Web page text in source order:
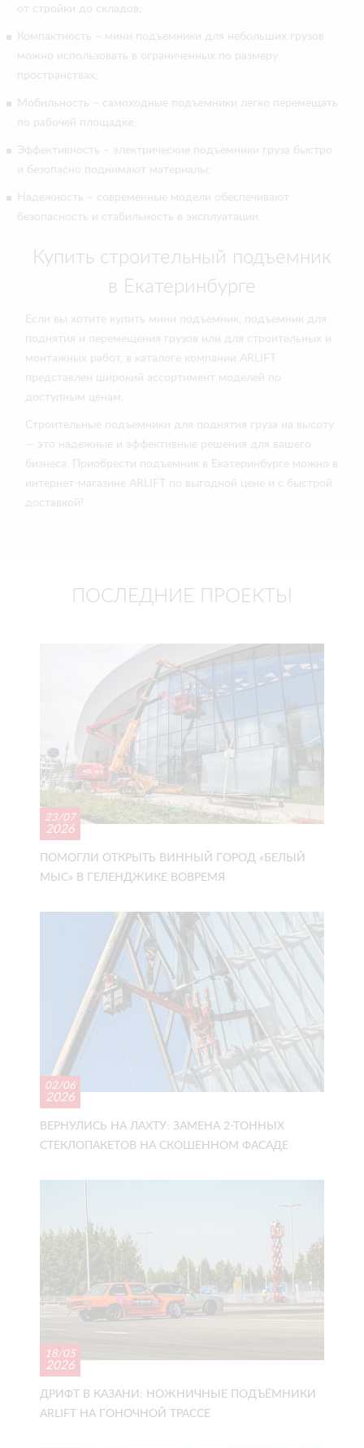
от стройки до складов;
Компактность – мини подъемники для небольших грузов
можно использовать в ограниченных по размеру
пространствах;
Мобильность – самоходные подъемники легко перемещать
по рабочей площадке;
Эффективность – электрические подъемники груза быстро
и безопасно поднимают материалы;
Надежность – современные модели обеспечивают
безопасность и стабильность в эксплуатации.
Купить строительный подъемник
в Екатеринбурге
Если вы хотите купить мини подъемник, подъемник для
поднятия и перемещения грузов или для строительных и
монтажных работ, в каталоге компании ARLIFT
представлен широкий ассортимент моделей по
доступным ценам.
Строительные подъемники для поднятия груза на высоту
— это надежные и эффективные решения для вашего
бизнеса. Приобрести подъемник в Екатеринбурге можно в
интернет-магазине ARLIFT по выгодной цене и с быстрой
доставкой!
ПОСЛЕДНИЕ ПРОЕКТЫ
23/07
2026
ПОМОГЛИ ОТКРЫТЬ ВИННЫЙ ГОРОД «БЕЛЫЙ
МЫС» В ГЕЛЕНДЖИКЕ ВОВРЕМЯ
02/06
2026
ВЕРНУЛИСЬ НА ЛАХТУ: ЗАМЕНА 2-ТОННЫХ
СТЕКЛОПАКЕТОВ НА СКОШЕННОМ ФАСАДЕ
18/05
2026
ДРИФТ В КАЗАНИ: НОЖНИЧНЫЕ ПОДЪЁМНИКИ
ARLIFT НА ГОНОЧНОЙ ТРАССЕ